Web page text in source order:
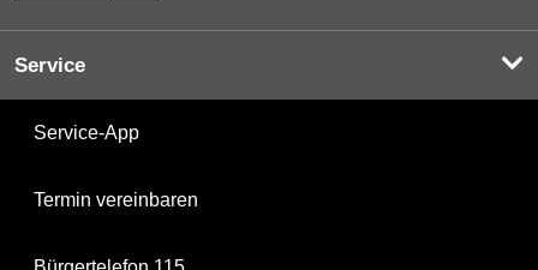
Service
Service-App
Termin vereinbaren